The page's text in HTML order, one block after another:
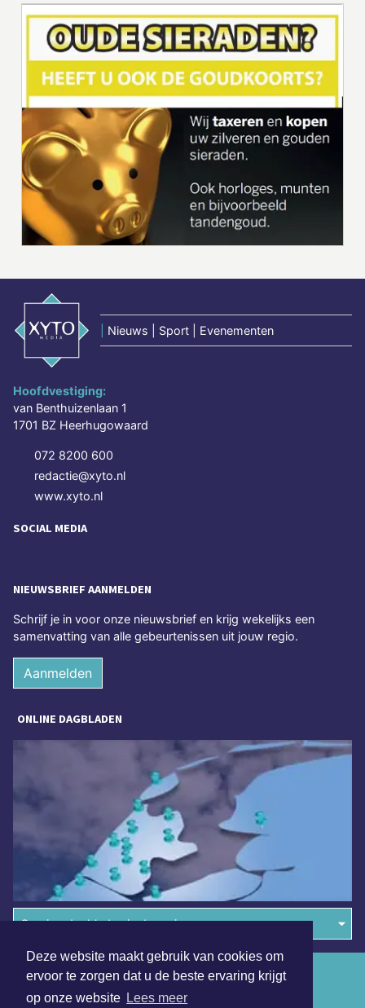
Deze website maakt gebruik van cookies om
ervoor te zorgen dat u de beste ervaring krijgt
op onze website Lees meer
Nieuws | Sport | Evenementen
Hoofdvestiging:
van Benthuizenlaan 1
1701 BZ Heerhugowaard
072 8200 600
redactie@xyto.nl
www.xyto.nl
SOCIAL MEDIA
NIEUWSBRIEF AANMELDEN
Schrijf je in voor onze nieuwsbrief en krijg wekelijks een
samenvatting van alle gebeurtenissen uit jouw regio.
Aanmelden
ONLINE DAGBLADEN
Overige dagbladen in de regio
Algemene voorwaarden
Disclaimer